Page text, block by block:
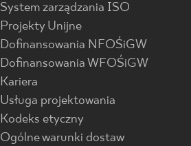
System zarządzania ISO
Projekty Unijne
Dofinansowania NFOŚiGW
Dofinansowania WFOŚiGW
Kariera
Usługa projektowania
Kodeks etyczny
Ogólne warunki dostaw